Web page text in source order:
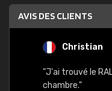
AVIS DES CLIENTS
Christian
"J'ai trouvé le
chambre."